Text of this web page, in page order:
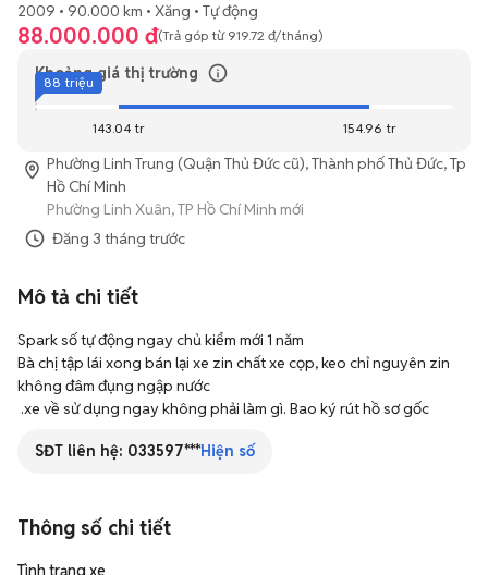
2009 90.000 km Xăng Tự động
88.000.000 đ(Trả góp từ 919.72 đ/tháng)
Khoảng giá thị trường
143.04 tr 154.96 tr
88 triệu
Phường Linh Trung (Quận Thủ Đức cũ), Thành phố Thủ Đức, Tp
Hồ Chí Minh
Phường Linh Xuân, TP Hồ Chí Minh mới
Đăng 3 tháng trước
Mô tả chi tiết
Spark số tự động ngay chủ kiểm mới 1 năm
Bà chị tập lái xong bán lại xe zin chất xe cọp, keo chỉ nguyên zin
không đâm đụng ngập nước
.xe về sử dụng ngay không phải làm gì. Bao ký rút hồ sơ gốc
SĐT liên hệ: 033597***Hiện số
Thông số chi tiết
Tình trạng xe